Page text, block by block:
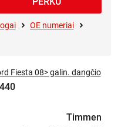
OE numeriai
Fiesta 08> galin. dangčio
Timmen